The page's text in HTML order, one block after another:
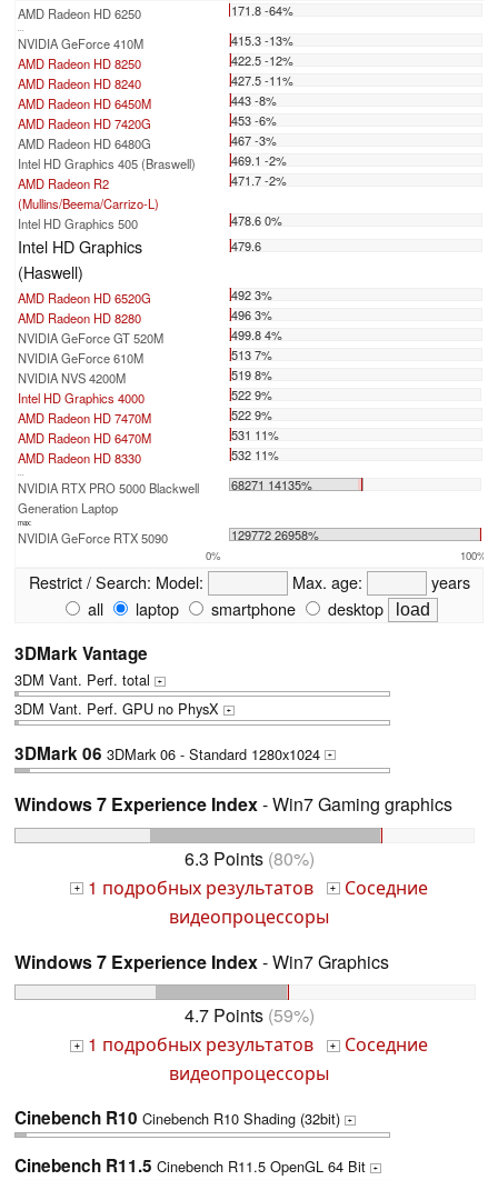
AMD Radeon HD 6250 171.8 -64%
...
NVIDIA GeForce 410M
415.3 -13%
AMD Radeon HD 8250
422.5 -12%
AMD Radeon HD 8240
427.5 -11%
AMD Radeon HD 6450M
443 -8%
AMD Radeon HD 7420G
453 -6%
AMD Radeon HD 6480G
467 -3%
Intel HD Graphics 405 (Braswell)
469.1 -2%
AMD Radeon R2
(Mullins/Beema/Carrizo-L)
471.7 -2%
Intel HD Graphics 500 478.6 0%
Intel HD Graphics
(Haswell)
479.6
AMD Radeon HD 6520G
492 3%
AMD Radeon HD 8280
496 3%
NVIDIA GeForce GT 520M
499.8 4%
NVIDIA GeForce 610M
513 7%
NVIDIA NVS 4200M
519 8%
Intel HD Graphics 4000
522 9%
AMD Radeon HD 7470M
522 9%
AMD Radeon HD 6470M
531 11%
AMD Radeon HD 8330
532 11%
...
NVIDIA RTX PRO 5000 Blackwell
Generation Laptop
68271 14135%
max:
NVIDIA GeForce RTX 5090 129772 26958%
0% 100%
Restrict / Search: Model: Max. age:
years
all
laptop smartphone desktop
3DMark Vantage
3DM Vant. Perf. total +
3DM Vant. Perf. GPU no PhysX +
3DMark 06 3DMark 06 - Standard 1280x1024 +
Windows 7 Experience Index- Win7 Gaming graphics
6.3 Points(80%)
+ 1 подробных результатов + Соседние
видеопроцессоры
Windows 7 Experience Index- Win7 Graphics
4.7 Points(59%)
+ 1 подробных результатов + Соседние
видеопроцессоры
Cinebench R10 Cinebench R10 Shading (32bit) +
Cinebench R11.5 Cinebench R11.5 OpenGL 64 Bit +